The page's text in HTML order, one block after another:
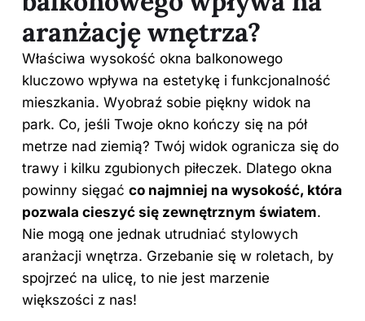
aranżację wnętrza?
Właściwa wysokość okna balkonowego
kluczowo wpływa na estetykę i funkcjonalność
mieszkania. Wyobraź sobie piękny widok na
park. Co, jeśli Twoje okno kończy się na pół
metrze nad ziemią? Twój widok ogranicza się do
trawy i kilku zgubionych piłeczek. Dlatego okna
powinny sięgać co najmniej na wysokość, która
pozwala cieszyć się zewnętrznym światem.
Nie mogą one jednak utrudniać stylowych
aranżacji wnętrza. Grzebanie się w roletach, by
spojrzeć na ulicę, to nie jest marzenie
większości z nas!